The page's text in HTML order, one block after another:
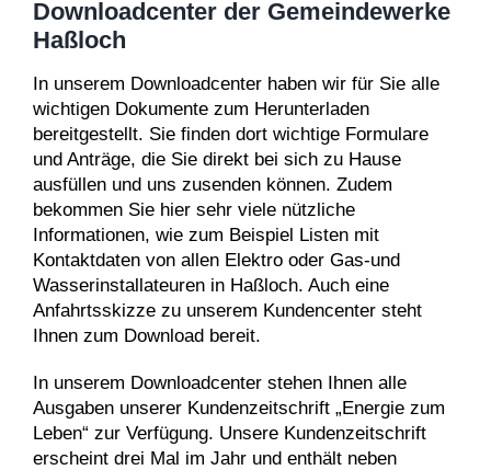
Downloadcenter der Gemeindewerke
Haßloch
In unserem Downloadcenter haben wir für Sie alle
wichtigen Dokumente zum Herunterladen
bereitgestellt. Sie finden dort wichtige Formulare
und Anträge, die Sie direkt bei sich zu Hause
ausfüllen und uns zusenden können. Zudem
bekommen Sie hier sehr viele nützliche
Informationen, wie zum Beispiel Listen mit
Kontaktdaten von allen Elektro oder Gas-und
Wasserinstallateuren in Haßloch. Auch eine
Anfahrtsskizze zu unserem Kundencenter steht
Ihnen zum Download bereit.
In unserem Downloadcenter stehen Ihnen alle
Ausgaben unserer Kundenzeitschrift „Energie zum
Leben“ zur Verfügung. Unsere Kundenzeitschrift
erscheint drei Mal im Jahr und enthält neben